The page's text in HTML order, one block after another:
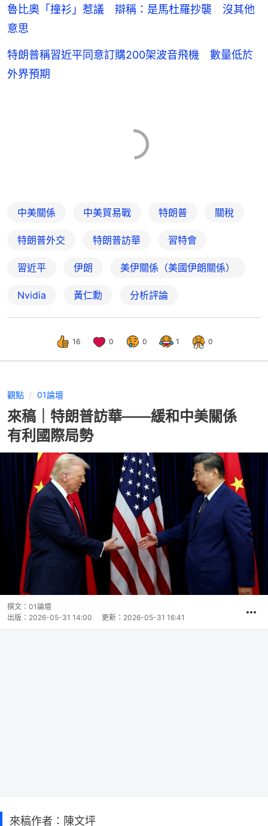
魯比奧「撞衫」惹議 辯稱：是馬杜羅抄襲 沒其他
意思
特朗普稱習近平同意訂購200架波音飛機 數量低於
外界預期
中美關係 中美貿易戰 特朗普 關稅
特朗普外交 特朗普訪華 習特會
習近平 伊朗 美伊關係（美國伊朗關係）
Nvidia 黃仁勳 分析評論
16 0 0 1 0
觀點 01論壇
來稿｜特朗普訪華——緩和中美關係
有利國際局勢
撰文： 01論壇
出版： 2026-05-31 14:00 更新： 2026-05-31 16:41
來稿作者：陳文坪